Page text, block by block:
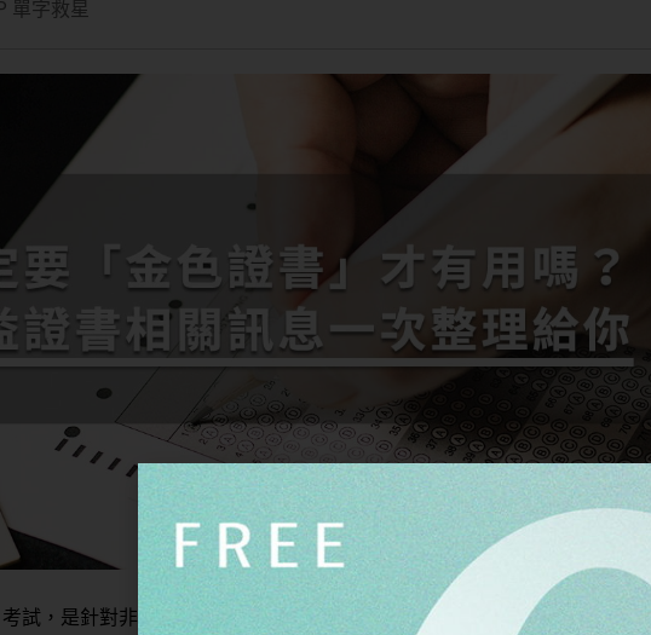
單字救星
考試，是針對非英文母語人士所設計的英語能力測驗，測驗重點在檢測受試者